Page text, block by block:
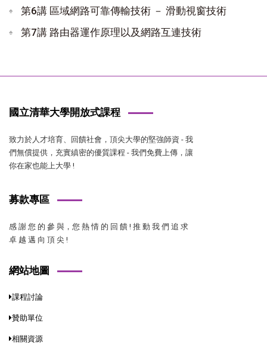
第6講 區域網路可靠傳輸技術 － 滑動視窗技術
第7講 路由器運作原理以及網路互連技術
國立清華大學開放式課程
致力於人才培育、回饋社會，頂尖大學的堅強師資 - 我
們無償提供，充實縝密的優質課程 - 我們免費上傳，讓
你在家也能上大學 !
募款專區
感 謝 您 的 參 與，您 熱 情 的 回 饋 ! 推 動 我 們 追 求
卓 越 邁 向 頂 尖 !
網站地圖
課程討論
贊助單位
相關資源